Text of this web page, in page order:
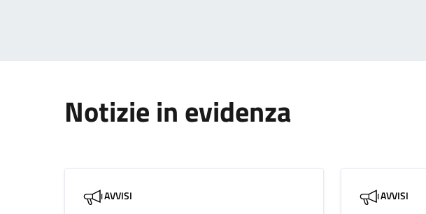
Notizie in evidenza
AVVISI AVVISI